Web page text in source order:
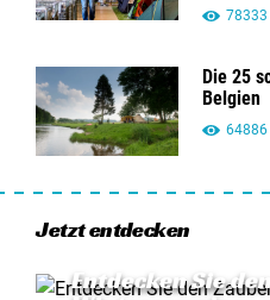
78333
Die 25
Belgien
64886
Jetzt entdecken
Entdecken Sie